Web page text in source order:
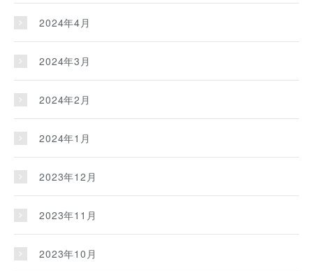
2024年4月
2024年3月
2024年2月
2024年1月
2023年12月
2023年11月
2023年10月